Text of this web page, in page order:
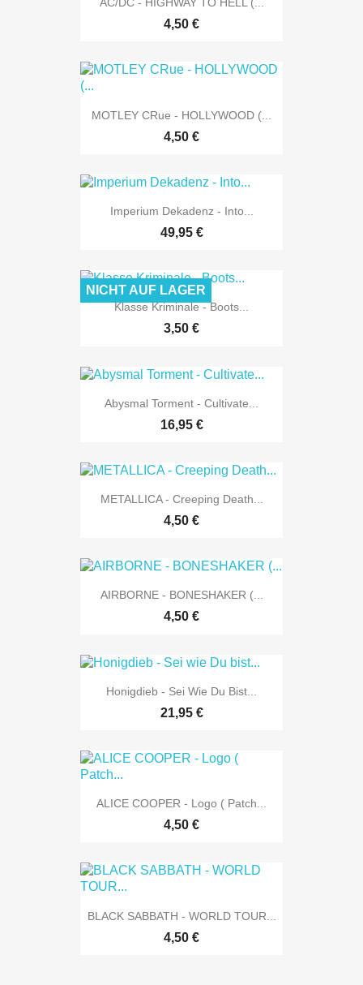
AC/DC - HIGHWAY TO HELL (...
4,50 €
MOTLEY CRue - HOLLYWOOD (...
4,50 €
Imperium Dekadenz - Into...
49,95 €
Klasse Kriminale - Boots...
3,50 €
NICHT AUF LAGER
Abysmal Torment - Cultivate...
16,95 €
METALLICA - Creeping Death...
4,50 €
AIRBORNE - BONESHAKER (...
4,50 €
Honigdieb - Sei Wie Du Bist...
21,95 €
ALICE COOPER - Logo ( Patch...
4,50 €
BLACK SABBATH - WORLD TOUR...
4,50 €